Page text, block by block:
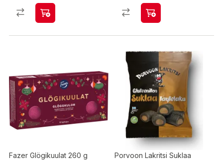
Fazer Glögikuulat 260 g
Porvoon Lakritsi Suklaa